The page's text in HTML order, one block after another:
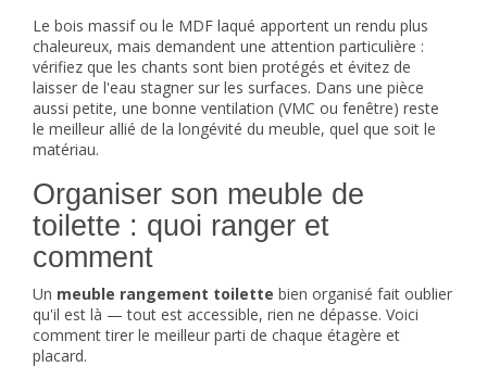
Le bois massif ou le MDF laqué apportent un rendu plus
chaleureux, mais demandent une attention particulière :
vérifiez que les chants sont bien protégés et évitez de
laisser de l'eau stagner sur les surfaces. Dans une pièce
aussi petite, une bonne ventilation (VMC ou fenêtre) reste
le meilleur allié de la longévité du meuble, quel que soit le
matériau.
Organiser son meuble de
toilette : quoi ranger et
comment
Un meuble rangement toilette bien organisé fait oublier
qu'il est là — tout est accessible, rien ne dépasse. Voici
comment tirer le meilleur parti de chaque étagère et
placard.